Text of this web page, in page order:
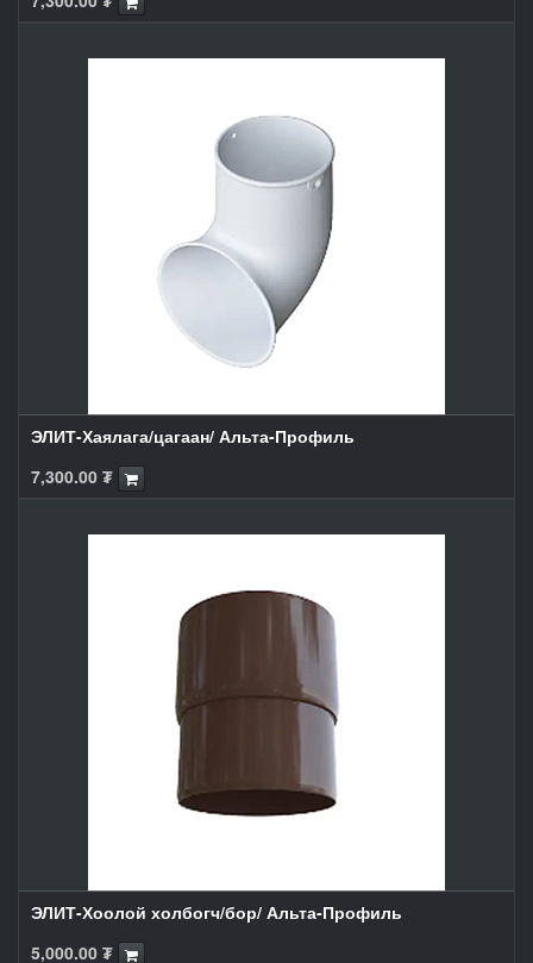
ЭЛИТ-Хаялага/цагаан/ Альта-Профиль
7,300.00 ₮
ЭЛИТ-Хоолой холбогч/бор/ Альта-Профиль
5,000.00 ₮